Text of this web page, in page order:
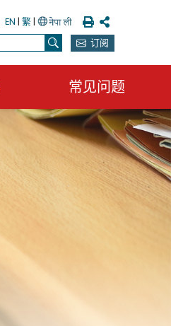
EN | 繁| 列印 分享
搜寻 订阅
常见问题